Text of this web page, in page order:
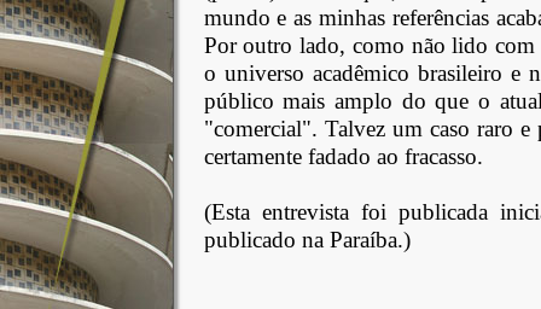
mundo e as minhas referências
Por outro lado, como não lido com
o universo acadêmico brasileiro e
público mais amplo do que o
"comercial". Talvez um caso raro
certamente fadado ao fracasso.
(Esta entrevista foi publicada
publicado na Paraíba.)